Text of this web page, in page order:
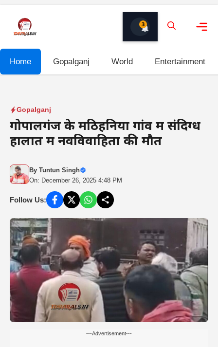
content
3
Home Gopalganj World Entertainment
Gopalganj
गोपालगंज के मठिहनिया गांव में संदिग्ध
हालात में नवविवाहिता की मौत
By Tuntun Singh
On: December 26, 2025 4:48 PM
Follow Us:
---Advertisement---